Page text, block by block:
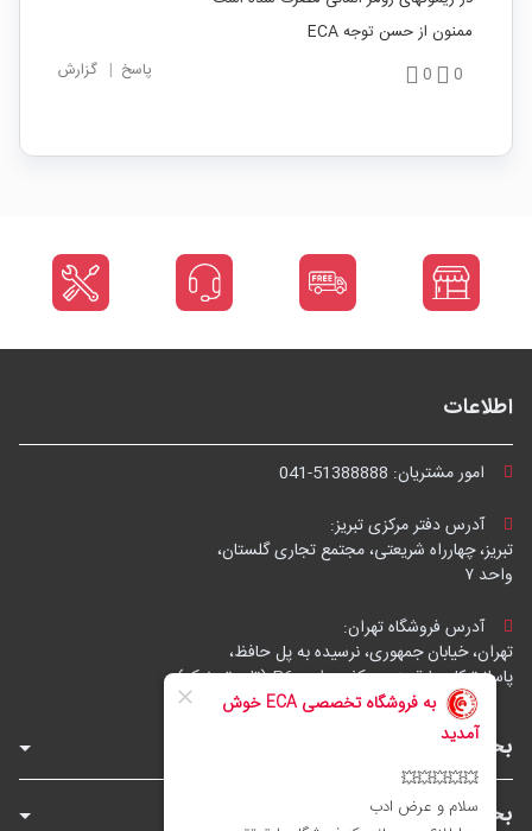
ممنون از حسن توجه ECA
0
0 پاسخ | گزارش
اطلاعات
امور مشتریان: 041-51388888
آدرس دفتر مرکزی تبریز:
تبریز، چهارراه شریعتی، مجتمع تجاری گلستان،
واحد ۷
آدرس فروشگاه تهران:
تهران، خیابان جمهوری، نرسیده به پل حافظ،
پاساژ توکل، طبقه زیرهمکف، واحد B6 (تاپ ترونیک)
بخش‌های فروشگاه
بخش‌های سایت